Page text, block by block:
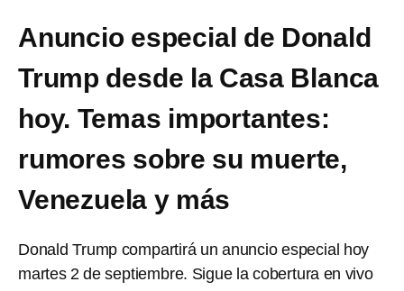
Anuncio especial de Donald
Trump desde la Casa Blanca
hoy. Temas importantes:
rumores sobre su muerte,
Venezuela y más
Donald Trump compartirá un anuncio especial hoy
martes 2 de septiembre. Sigue la cobertura en vivo